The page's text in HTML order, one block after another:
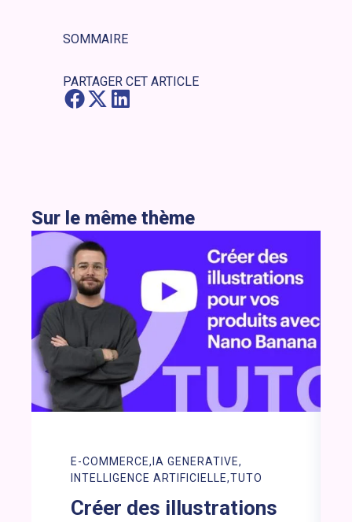
SOMMAIRE
PARTAGER CET ARTICLE
Sur le même thème
E-COMMERCE
IA GENERATIVE
INTELLIGENCE ARTIFICIELLE TUTO
Créer des illustrations